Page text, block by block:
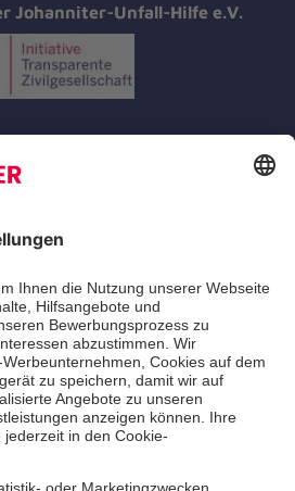
Johanniter-Unfall-Hilfe e.V.
Hilfe-Kurse
Jobs
Ehrenamt
Jugend